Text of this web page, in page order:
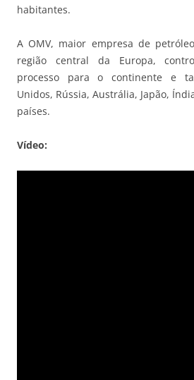
habitantes.
A OMV, maior empresa de
região central da Europa,
processo para o continente e
Unidos, Rússia, Austrália, Japão,
países.
Vídeo: